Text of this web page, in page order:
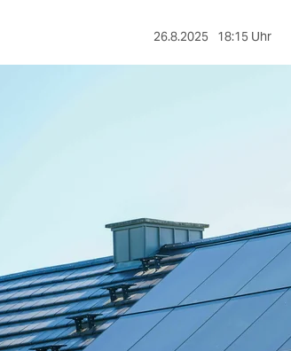
nord
veranstaltungen
fragen & hilfe
unterstützen
26.8.2025 18:15 Uhr